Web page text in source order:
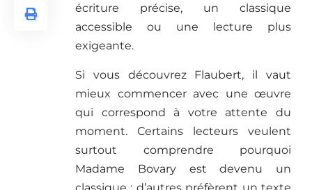
écriture précise, un classique
accessible ou une lecture plus
exigeante.
Si vous découvrez Flaubert, il vaut
mieux commencer avec une œuvre
qui correspond à votre attente du
moment. Certains lecteurs veulent
surtout comprendre pourquoi
Madame Bovary est devenu un